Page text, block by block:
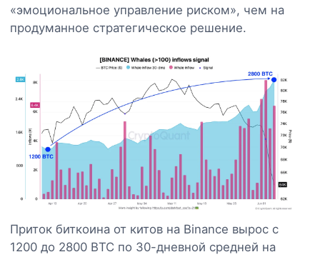
«эмоциональное управление риском», чем на
продуманное стратегическое решение.
Приток биткоина от китов на Binance вырос с
1200 до 2800 BTC по 30-дневной средней на